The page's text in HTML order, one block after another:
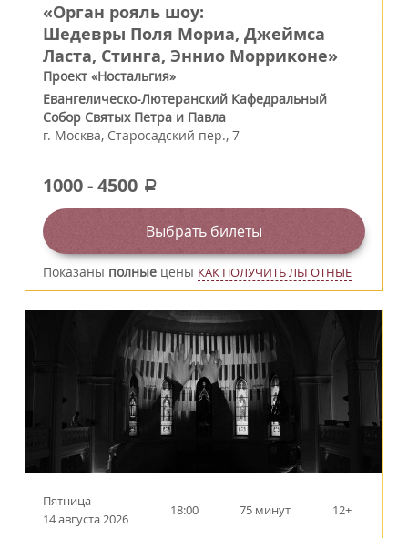
«Орган рояль шоу:
Шедевры Поля Мориа, Джеймса
Ласта, Стинга, Эннио Морриконе»
Проект «Ностальгия»
Евангелическо-Лютеранский Кафедральный
Собор Святых Петра и Павла
г. Москва, Старосадский пер., 7
1000-4500 a
Выбрать билеты
Показаны полные цены КАК ПОЛУЧИТЬ ЛЬГОТНЫЕ
Пятница
14 августа 2026
18:00 75 минут 12+